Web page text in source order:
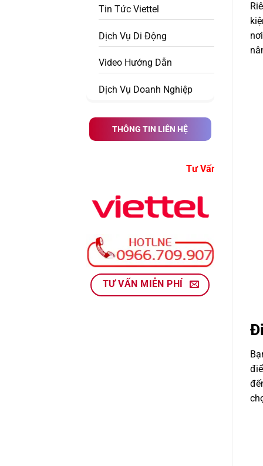
Tin Tức Viettel
Dịch Vụ Di Động
Video Hướng Dẫn
Dịch Vụ Doanh Nghiệp
THÔNG TIN LIÊN HỆ
TƯ VẤN MIỄN PHÍ